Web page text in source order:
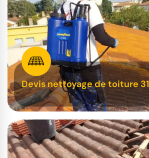
Devis nettoyage de toiture 31